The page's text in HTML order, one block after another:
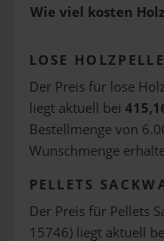
Wie viel kosten
LOSE
Der Preis für lose
liegt aktuell bei
Bestellmenge von
Wunschmenge
PELLETS
Der Preis für Pellets
15746) liegt aktuell